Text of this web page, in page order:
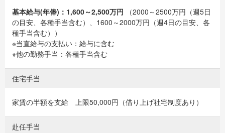
基本給与(年俸)：1,600～2,500万円 （2000～2500万円（週5日
の目安、各種手当含む）、1600～2000万円（週4日の目安、各
種手当含む））
※当直給与の支払い：給与に含む
※他の勤務手当：各種手当含む
住宅手当
家賃の半額を支給 上限50,000円（借り上げ社宅制度あり）
赴任手当